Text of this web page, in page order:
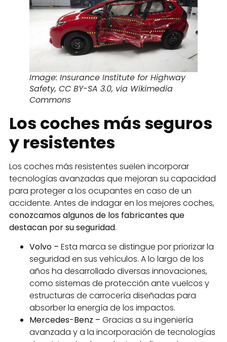
Image: Insurance Institute for Highway
Safety, CC BY-SA 3.0, via Wikimedia
Commons
Los coches más seguros
y resistentes
Los coches más resistentes suelen incorporar
tecnologías avanzadas que mejoran su capacidad
para proteger a los ocupantes en caso de un
accidente. Antes de indagar en los mejores coches,
conozcamos algunos de los fabricantes que
destacan por su seguridad.
Volvo – Esta marca se distingue por priorizar la
seguridad en sus vehículos. A lo largo de los
años ha desarrollado diversas innovaciones,
como sistemas de protección ante vuelcos y
estructuras de carrocería diseñadas para
absorber la energía de los impactos.
Mercedes-Benz – Gracias a su ingeniería
avanzada y a la incorporación de tecnologías